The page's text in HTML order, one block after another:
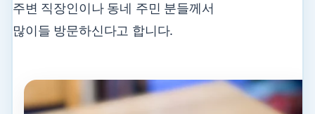
주변 직장인이나 동네 주민 분들께서
많이들 방문하신다고 합니다.